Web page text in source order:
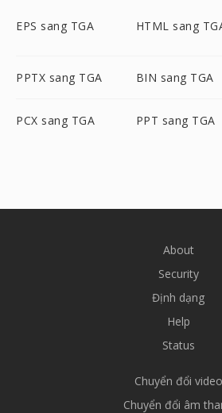
EPS sang TGA HTML sang
PPTX sang TGA BIN sang TGA
PCX sang TGA PPT sang TGA
About
Security
Định dạng
Help
Status
Chuyển đổi video
Chuyển đổi âm